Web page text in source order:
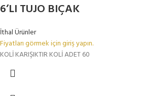
6’LI TUJO BIÇAK
İthal Ürünler
Fiyatları görmek için giriş yapın.
KOLİ KARIŞIKTIR KOLİ ADET 60